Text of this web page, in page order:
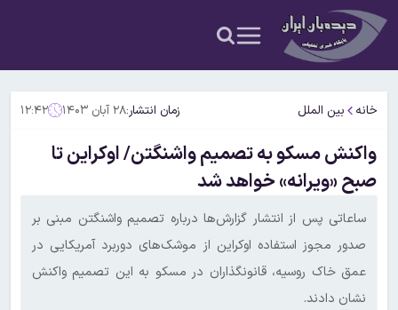
خانه بین الملل زمان انتشار:۲۸ آبان ۱۴۰۳ ۱۲:۴۲
واکنش‌ مسکو به تصمیم واشنگتن/ اوکراین تا
صبح «ویرانه» خواهد شد
ساعاتی پس از انتشار گزارش‌ها درباره تصمیم واشنگتن مبنی بر
صدور مجوز استفاده اوکراین از موشک‌های دوربرد آمریکایی در
عمق خاک روسیه، قانونگذاران در مسکو به این تصمیم واکنش
نشان دادند.